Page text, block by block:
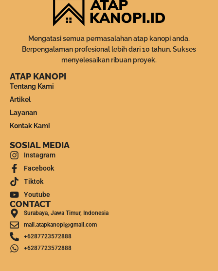
Mengatasi semua permasalahan atap kanopi anda.
Berpengalaman profesional lebih dari 10 tahun. Sukses
menyelesaikan ribuan proyek.
ATAP KANOPI
Tentang Kami
Artikel
Layanan
Kontak Kami
SOSIAL MEDIA
Instagram
Facebook
Tiktok
Youtube
CONTACT
Surabaya, Jawa Timur, Indonesia
mail.atapkanopi@gmail.com
+6287723572888
+6287723572888